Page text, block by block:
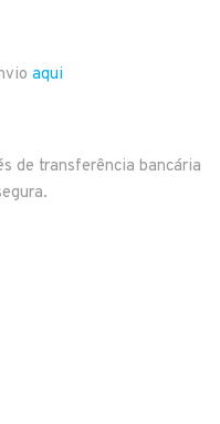
aqui
de transferência bancária